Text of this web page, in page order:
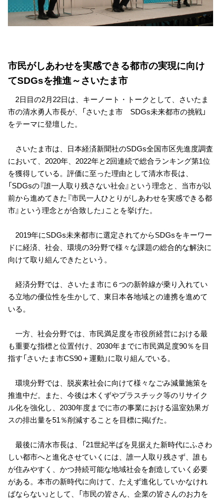
市民がしあわせを実感できる都市の実現に向け
てSDGsを推進～さいたま市
2日目の2月22日は、キーノート・トークとして、さいたま
市の清水勇人市長が、「さいたま市 SDGs未来都市の挑戦」
をテーマに登壇した。
さいたま市は、日本経済新聞社のSDGs全国市区先進度調査
において、2020年、2022年と2回連続で総合ランキング第1位
を獲得している。評価に至った理由として清水市長は、
「SDGsの『誰一人取り残さない社会』という理念と、当市が以
前から進めてきた『市民一人ひとりがしあわせを実感できる都
市』という理念とが合致した」ことを挙げた。
2019年にSDGs未来都市に選定されてからSDGsをキーワー
ドに経済、社会、環境の3分野で様々な課題の総合的な解決に
向けて取り組んできたという。
経済分野では、さいたま市に６つの新幹線が乗り入れてい
る立地の優位性を生かして、東日本各地域との連携を進めて
いる。
一方、社会分野では、市民満足度を市役所経営における最
も重要な指標と位置付け、2030年までに市民満足度90％を目
指す「さいたま市CS90＋運動」に取り組んでいる。
環境分野では、脱炭素社会に向けて様々なごみ減量施策を
推進中だ。また、今後は木くずやプラスチック等のリサイク
ル化を強化し、2030年度までに市の事業における温室効果ガ
スの排出量を51％削減することを目標に掲げた。
最後に清水市長は、「21世紀半ばを見据えた新時代にふさわ
しい都市へと進化させていくには、誰一人取り残さず、誰も
が住みやすく、かつ持続可能な地域社会を創造していく必要
がある。本市の新時代に向けて、たえず進化していかなけれ
ばならない」として、「市民の皆さん、企業の皆さんのお力を